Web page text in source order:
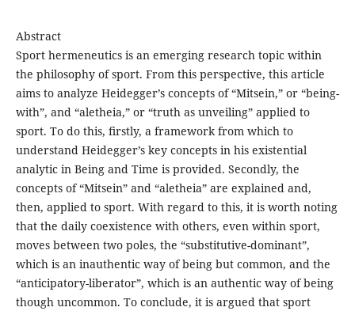
Abstract
Sport hermeneutics is an emerging research topic within
the philosophy of sport. From this perspective, this article
aims to analyze Heidegger’s concepts of “Mitsein,” or “being-
with”, and “aletheia,” or “truth as unveiling” applied to
sport. To do this, ﬁrstly, a framework from which to
understand Heidegger’s key concepts in his existential
analytic in Being and Time is provided. Secondly, the
concepts of “Mitsein” and “aletheia” are explained and,
then, applied to sport. With regard to this, it is worth noting
that the daily coexistence with others, even within sport,
moves between two poles, the “substitutive-dominant”,
which is an inauthentic way of being but common, and the
“anticipatory-liberator”, which is an authentic way of being
though uncommon. To conclude, it is argued that sport